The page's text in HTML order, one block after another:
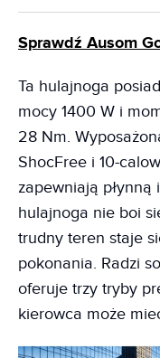
Sprawdź Ausom
Ta hulajnoga
mocy 1400 W i
28 Nm.
ShocFree i 10-
zapewniają płynną
hulajnoga nie boi
trudny teren staje
pokonania. Radzi
oferuje trzy tryby
kierowca może